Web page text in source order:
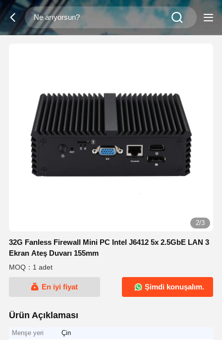
2/3
32G Fanless Firewall Mini PC Intel J6412 5x 2.5GbE LAN 3
Ekran Ateş Duvarı 155mm
MOQ：1 adet
En iyi fiyat Şimdi konuşalım.
Ürün Açıklaması
Menşe yeri
Çin